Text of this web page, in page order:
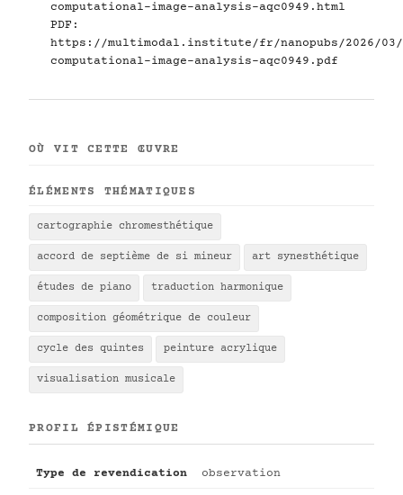
computational-image-analysis-aqc0949.html
PDF:
https://multimodal.institute/fr/nanopubs/2026/03/
computational-image-analysis-aqc0949.pdf
OÙ VIT CETTE ŒUVRE
ÉLÉMENTS THÉMATIQUES
cartographie chromesthétique
accord de septième de si mineur art synesthétique
études de piano traduction harmonique
composition géométrique de couleur
cycle des quintes peinture acrylique
visualisation musicale
PROFIL ÉPISTÉMIQUE
Type de revendication observation